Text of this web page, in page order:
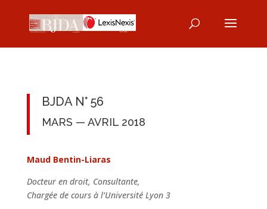
BJDA N° 56
MARS — AVRIL 2018
Maud Bentin-Liaras
Docteur en droit, Consultante,
Chargée de cours à l’Université Lyon 3